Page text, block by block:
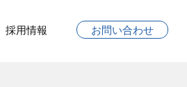
採用情報 お問い合わせ